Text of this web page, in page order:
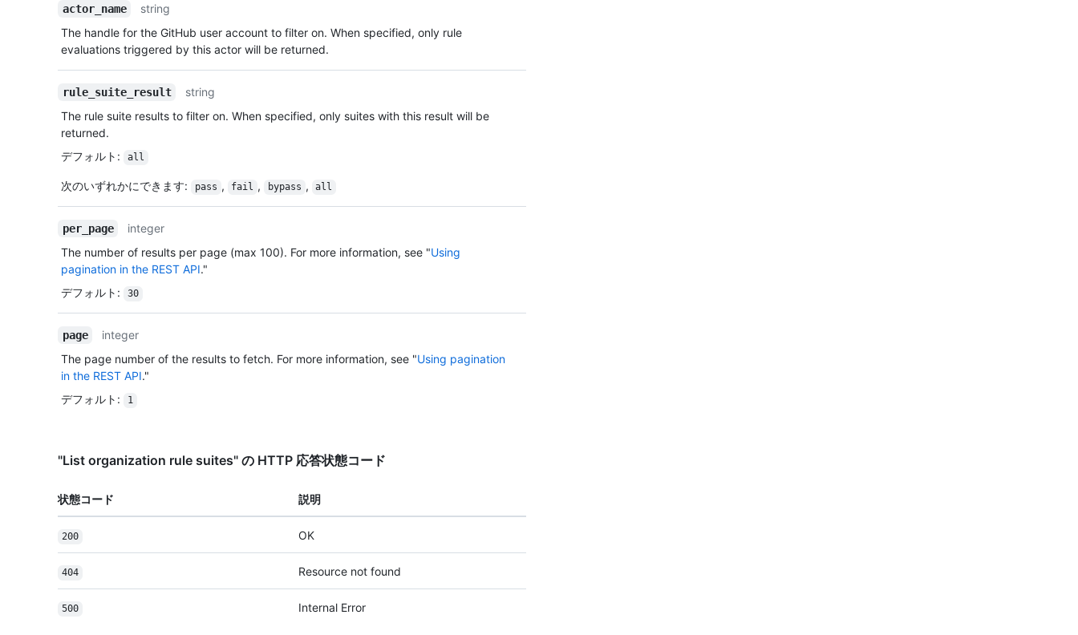
actor_name
string
The handle for the GitHub user account to filter on. When specified, only rule
evaluations triggered by this actor will be returned.
rule_suite_result
string
The rule suite results to filter on. When specified, only suites with this result will be
returned.
デフォルト : all
次のいずれかにできます: pass , fail , bypass , all
per_page
integer
The number of results per page (max 100). For more information, see "Using
pagination in the REST API."
デフォルト : 30
page
integer
The page number of the results to fetch. For more information, see "Using pagination
in the REST API."
デフォルト : 1
"List organization rule suites" の HTTP 応答状態コード
状態コード 説明
200 OK
404 Resource not found
500 Internal Error